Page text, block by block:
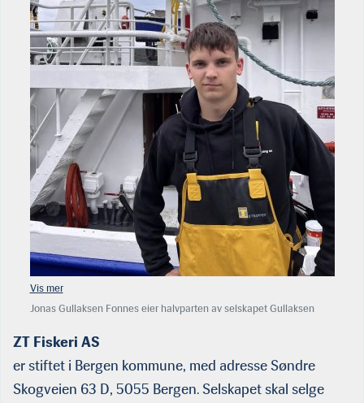
Jonas Gullaksen Fonnes eier halvparten av selskapet Gullaksen
ZT Fiskeri AS
er stiftet i Bergen kommune, med adresse Søndre
Skogveien 63 D, 5055 Bergen. Selskapet skal selge